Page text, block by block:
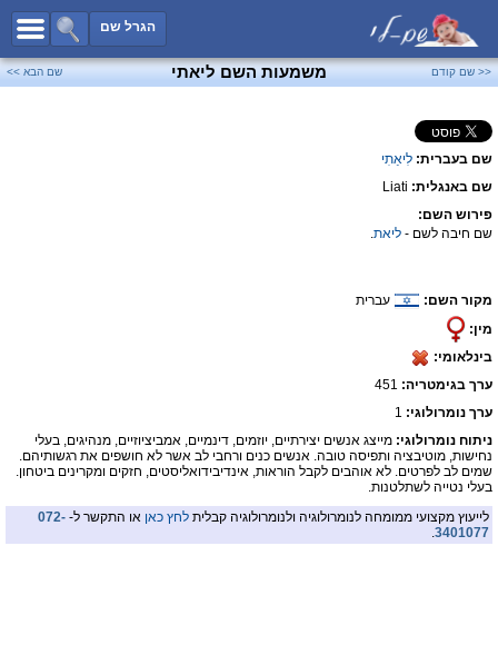
הגרל שם
כל השמות
שמות לבנים
פייסבוק
<< שם קודם משמעות השם ליאתי שם הבא >>
שם בעברית: לִיאַתִי
שם באנגלית: Liati
פירוש השם:
שם חיבה לשם - ליאת.
מקור השם:
עברית
מין:
בינלאומי:
ערך בגימטריה:
ערך נומרולוגי: 1
ניתוח נומרולוגי: מייצג אנשים יצירתיים, יוזמים, דינמיים, אמביציוזיים, מנהיגים, בעלי
נחישות, מוטיבציה ותפיסה טובה. אנשים כנים ורחבי לב אשר לא חושפים את רגשותיהם.
שמים לב לפרטים. לא אוהבים לקבל הוראות, אינדיבידואליסטים, חזקים ומקרינים ביטחון.
בעלי נטייה לשתלטנות.
לייעוץ מקצועי ממומחה לנומרולוגיה ולנומרולוגיה קבלית לחץ כאן או התקשר ל- 072-
3401077
.